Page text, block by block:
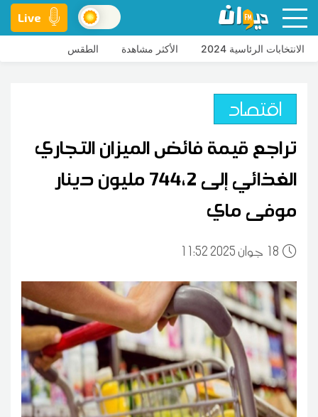
Live
الانتخابات الرئاسية 2024 الأكثر مشاهدة الطقس
اقتصاد
تراجع قيمة فائض الميزان التجاري
الغذائي إلى 744،2 مليون دينار
موفى ماي
18 11:52 2025 جوان